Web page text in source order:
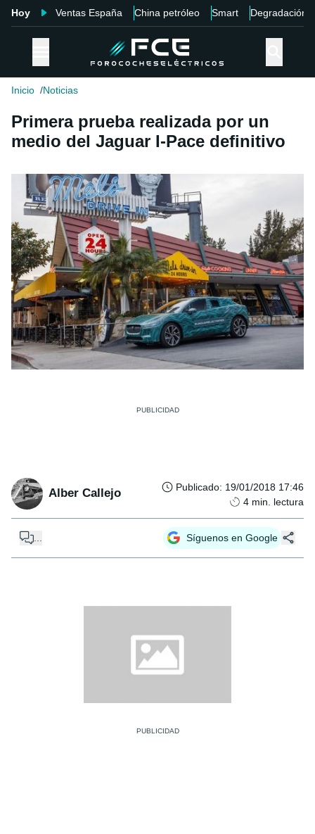
Hoy Ventas España China petróleo Smart Degradación
Inicio Noticias
Primera prueba realizada por un
medio del Jaguar I-Pace definitivo
Alber Callejo Publicado: 19/01/2018 17:46
4 min. lectura
Síguenos en Google